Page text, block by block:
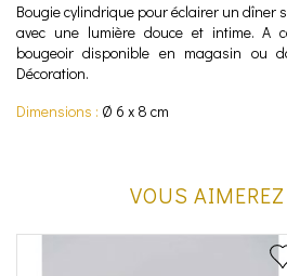
Bougie cylindrique pour éclairer un dîner
avec une lumière douce et intime. A
bougeoir disponible en magasin ou
Décoration.
Dimensions : Ø 6 x 8 cm
VOUS